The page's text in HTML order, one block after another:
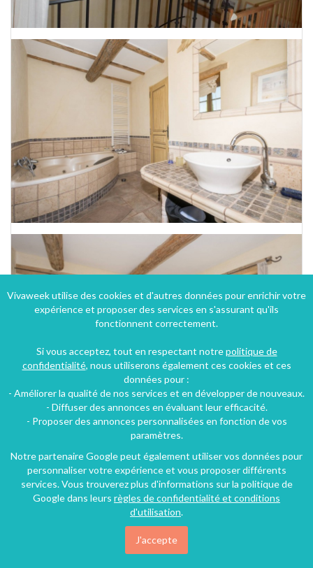
Vivaweek utilise des cookies et d'autres données pour enrichir votre
expérience et proposer des services en s'assurant qu'ils
fonctionnent correctement.
Si vous acceptez, tout en respectant notrepolitique de
confidentialité, nous utiliserons également ces cookies et ces
données pour :
- Améliorer la qualité de nos services et en développer de nouveaux.
- Diffuser des annonces en évaluant leur efficacité.
- Proposer des annonces personnalisées en fonction de vos
paramètres.
Notre partenaire Google peut également utiliser vos données pour
personnaliser votre expérience et vous proposer différents
services. Vous trouverez plus d'informations sur la politique de
Google dans leurs règles de confidentialité et conditions
d'utilisation.
J'accepte